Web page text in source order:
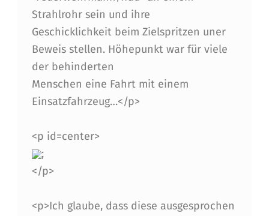
Strahlrohr sein und ihre
Geschicklichkeit beim Zielspritzen uner
Beweis stellen. Höhepunkt war für viele
der behinderten
Menschen eine Fahrt mit einem
Einsatzfahrzeug…</p>
<p id=center>
;
</p>
<p>Ich glaube, dass diese ausgesprochen